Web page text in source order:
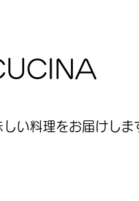
い料理をお届けしま